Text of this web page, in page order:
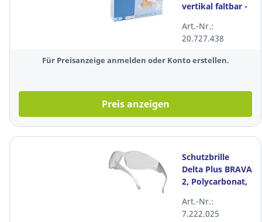
vertikal faltbar -
Ohrenschlaufen -
PP - 10 Stück
Art.-Nr.:
20.727.438
Für Preisanzeige anmelden oder Konto erstellen.
Preis anzeigen
Schutzbrille
Delta Plus BRAVA
2, Polycarbonat,
Art.-Nr.:
7.222.025